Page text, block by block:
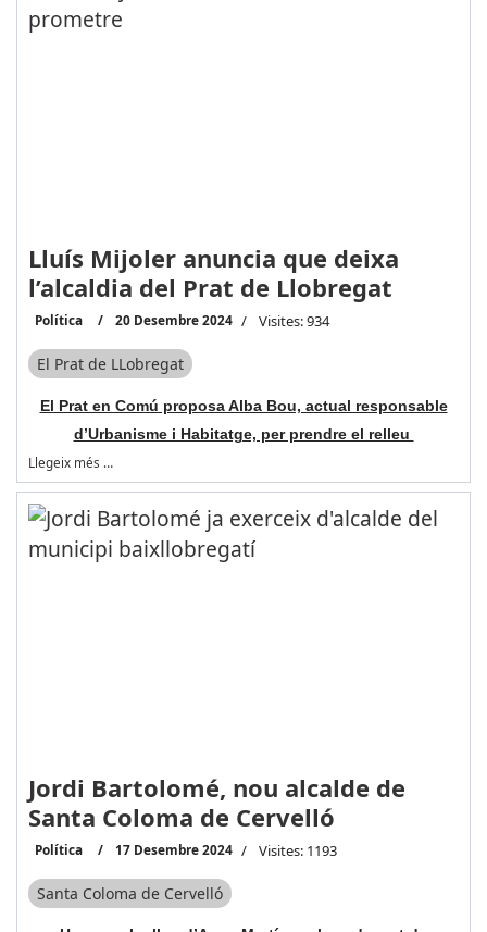
Lluís Mijoler anuncia que deixa
l’alcaldia del Prat de Llobregat
Política 20 Desembre 2024 Visites: 934
El Prat de LLobregat
El Prat en Comú proposa Alba Bou, actual responsable
d’Urbanisme i Habitatge, per prendre el relleu
Llegeix més …
Jordi Bartolomé, nou alcalde de
Santa Coloma de Cervelló
Política 17 Desembre 2024 Visites: 1193
Santa Coloma de Cervelló